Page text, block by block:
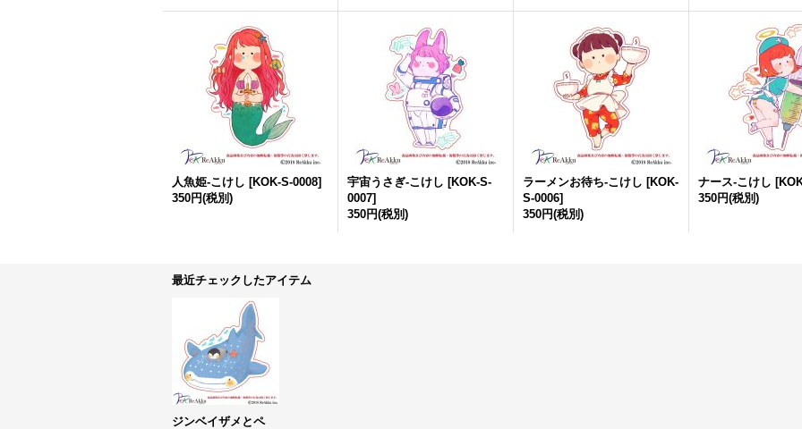
人魚姫-こけし [KOK-S-0008]
350円(税別)
宇宙うさぎ-こけし [KOK-S-
0007]
350円(税別)
ラーメンお待ち-こけし [KOK-
S-0006]
350円(税別)
ナース-こけし [
350円(税別)
最近チェックしたアイテム
ジンベイザメとペ